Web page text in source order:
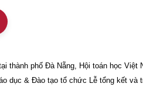
thành phố Đà Nẵng, Hội toán học
dục & Đào tạo tổ chức Lễ tổng kết và